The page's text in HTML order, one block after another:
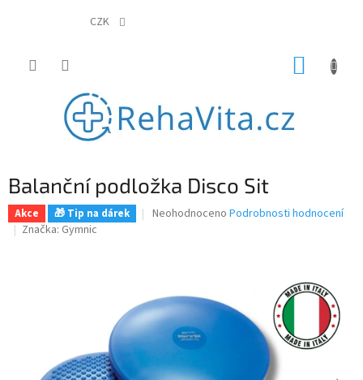
CZK
Balanční podložka Disco Sit
Akce 🎁 Tip na dárek
Průměrné
5
hvězdiček.
Neohodnoceno Podrobnosti hodnocení
Značka: Gymnic